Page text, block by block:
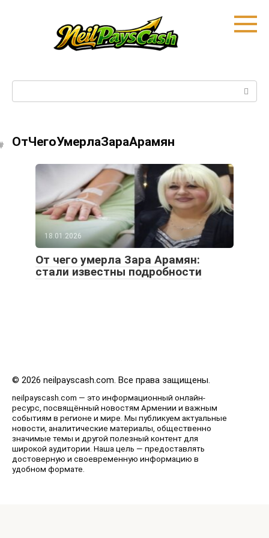
ОтЧегоУмерлаЗараАрамян
18.01.2026
От чего умерла Зара Арамян:
стали известны подробности
© 2026 neilpayscash.com. Все права защищены.
neilpayscash.com — это информационный онлайн-
ресурс, посвящённый новостям Армении и важным
событиям в регионе и мире. Мы публикуем актуальные
новости, аналитические материалы, общественно
значимые темы и другой полезный контент для
широкой аудитории. Наша цель — предоставлять
достоверную и своевременную информацию в
удобном формате.